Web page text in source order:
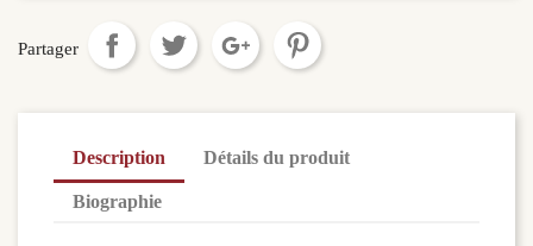
Partager
Description Détails du produit
Biographie